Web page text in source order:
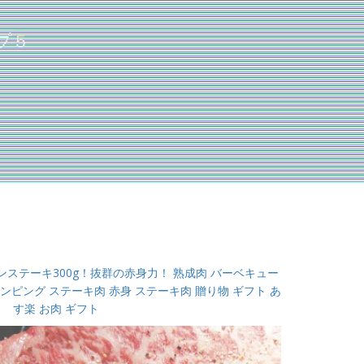
５
ステーキ300g！抜群の赤身力！ 熟成肉 バーベキュー
ピング ステーキ肉 赤身 ステーキ肉 贈り物 ギフト あ
す楽 お肉 ギフト